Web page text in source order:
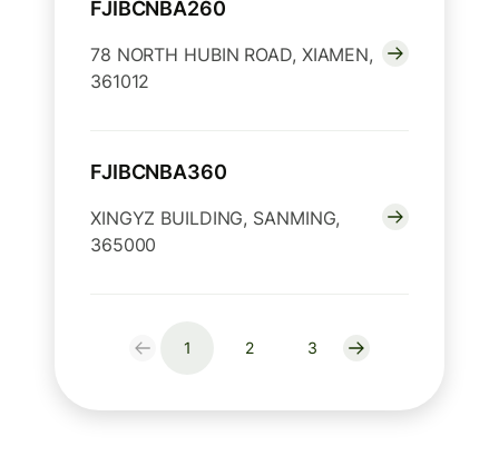
FJIBCNBA260
78 NORTH HUBIN ROAD, XIAMEN,
361012
FJIBCNBA360
XINGYZ BUILDING, SANMING,
365000
1 2 3